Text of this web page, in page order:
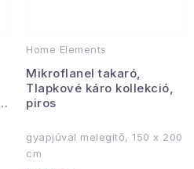
Home Elements
Mikroflanel takaró,
Tlapkové káro kollekció,
piros
gyapjúval melegítő, 150 x 200
cm